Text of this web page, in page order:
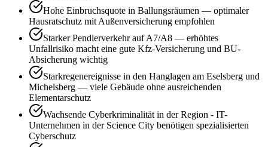
Hohe Einbruchsquote in Ballungsräumen — optimaler
Hausratschutz mit Außenversicherung empfohlen
Starker Pendlerverkehr auf A7/A8 — erhöhtes
Unfallrisiko macht eine gute Kfz-Versicherung und BU-
Absicherung wichtig
Starkregenereignisse in den Hanglagen am Eselsberg und
Michelsberg — viele Gebäude ohne ausreichenden
Elementarschutz
Wachsende Cyberkriminalität in der Region - IT-
Unternehmen in der Science City benötigen spezialisierten
Cyberschutz